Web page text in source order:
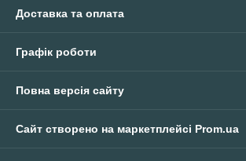
Доставка та оплата
Графік роботи
Повна версія сайту
Сайт створено на маркетплейсі Prom.ua